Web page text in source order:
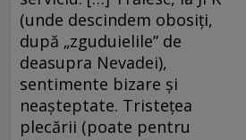
(unde descindem obosiţi,
după „zguduielile” de
deasupra Nevadei),
sentimente bizare şi
neaşteptate. Tristeţea
plecării (poate pentru